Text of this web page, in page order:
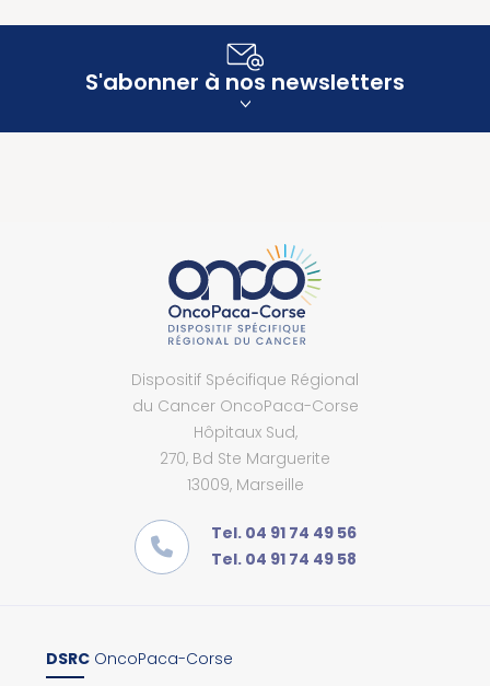
S'abonner à nos newsletters
Dispositif Spécifique Régional
du Cancer OncoPaca-Corse
Hôpitaux Sud,
270, Bd Ste Marguerite
13009, Marseille
Tel. 04 91 74 49 56
Tel. 04 91 74 49 58
DSRC OncoPaca-Corse